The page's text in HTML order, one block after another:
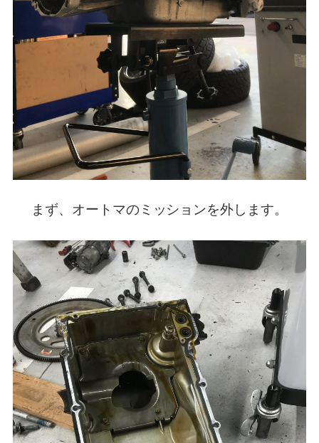
まず、オートマのミッションを外します。